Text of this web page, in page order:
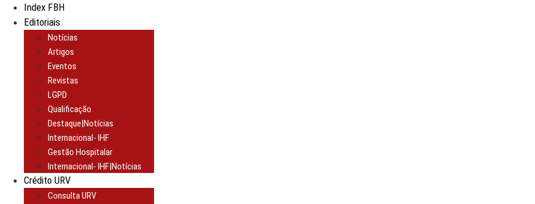
Index FBH
Editoriais
Notícias
Artigos
Eventos
Revistas
LGPD
Qualificação
Destaque|Notícias
Internacional- IHF
Gestão Hospitalar
Internacional- IHF|Notícias
Crédito URV
Consulta URV